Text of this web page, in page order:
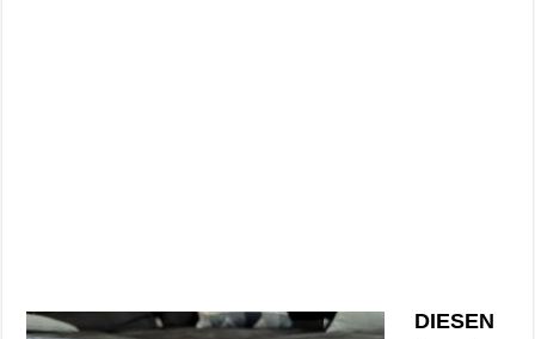
DIESEN